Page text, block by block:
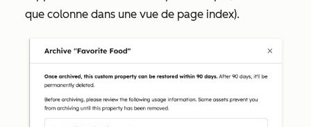
que colonne dans une vue de page index).